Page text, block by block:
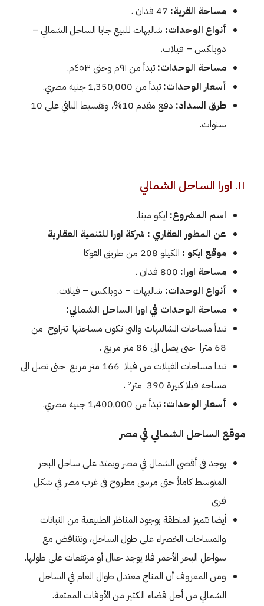
مساحة القرية:
أنواع الوحدات: شاليهات للبيع جايا الساحل الشمالي –
دوبلكس – فيلات.
مساحة الوحدات: تبدأ من ٩١م وحتى ٤٥٣م.
أسعار الوحدات: تبدأ من 1,350,000 جنيه مصري.
طرق السداد:
دفع مقدم 10%، وتقسيط الباقي على 10
سنوات.
١١. اورا الساحل الشمالي
اسم المشروع: ايكو مينا.
عن المطور العقاري : شركة اورا للتنمية العقارية
موقع ايكو : الكيلو 208 من طريق الفوكا
مساحة اورا:
أنواع الوحدات: شاليهات – دوبلكس – فيلات.
مساحة الوحدات في اورا الساحل الشمالي:
تبدأ مساحات الشاليهات والتى تكون مساحتها تتراوح من
68 مترا حتى يصل الى 86 متر مربع .
تبدا مساحات الفيلات من فيلا 166 متر مربع حتى تصل الى
مساحه فيلا كبيرة 390 ﻣﺘﺮ² .
أسعار الوحدات: تبدأ من 1,400,000 جنيه مصري.
موقع الساحل الشمالي في مصر
يوجد في أقصى الشمال في مصر ويمتد على ساحل البحر
المتوسط كاملاً حتى مرسى مطروح في غرب مصر في شكل
قرى
أيضا تتميز المنطقة بوجود المناظر الطبيعية من النباتات
والمساحات الخضراء على طول الساحل، وتتناقض مع
سواحل البحر الأحمر فلا يوجد جبال أو مرتفعات على طولها.
ومن المعروف أن المناخ معتدل طوال العام في الساحل
الشمالي من أجل قضاء الكثير من الأوقات الممتعة.